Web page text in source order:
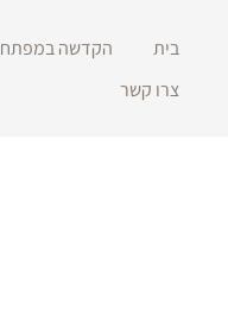
בית הקדשה במפתח
צרו קשר